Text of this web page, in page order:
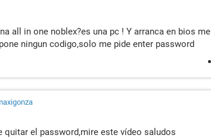
all in one noblex?es una pc ! Y arranca en bios me
ningun codigo,solo me pide enter password
quitar el password,mire este vídeo saludos